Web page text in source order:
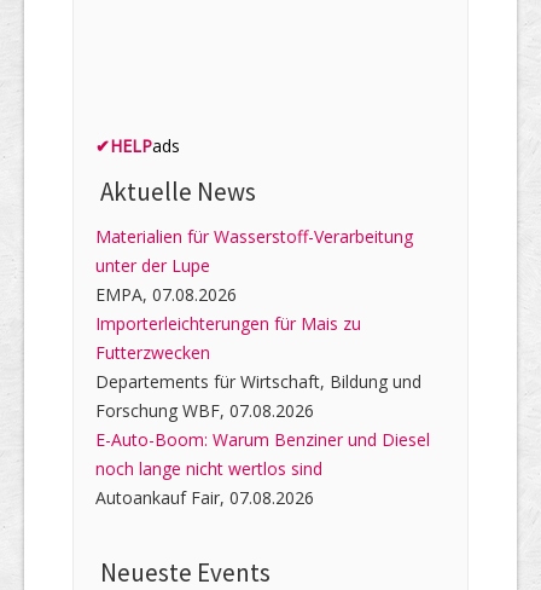
✔HELPads
Aktuelle News
Materialien für Wasserstoff-Verarbeitung
unter der Lupe
EMPA, 07.08.2026
Importerleichterungen für Mais zu
Futterzwecken
Departements für Wirtschaft, Bildung und
Forschung WBF, 07.08.2026
E-Auto-Boom: Warum Benziner und Diesel
noch lange nicht wertlos sind
Autoankauf Fair, 07.08.2026
Neueste Events